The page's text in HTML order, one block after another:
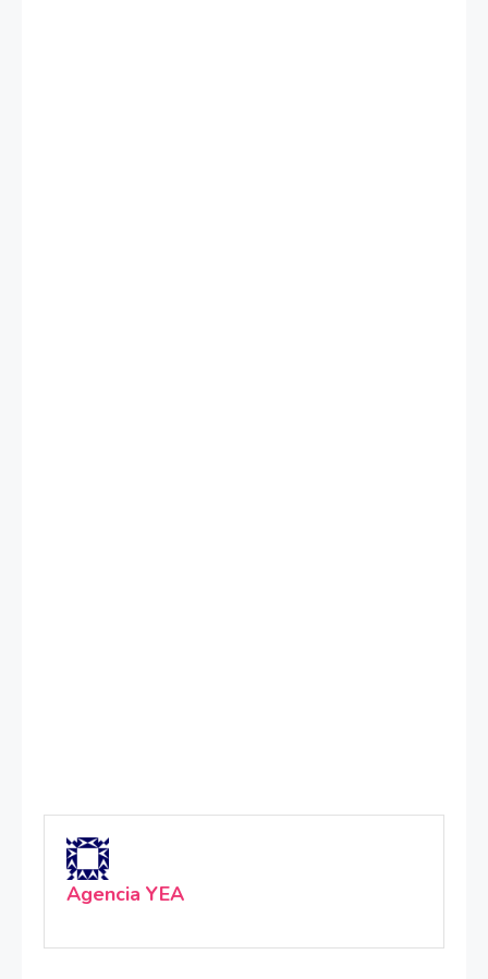
Agencia YEA